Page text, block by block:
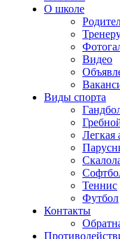
О школе
Видео
Виды спорта
Легкая
Теннис
Футбол
Контакты